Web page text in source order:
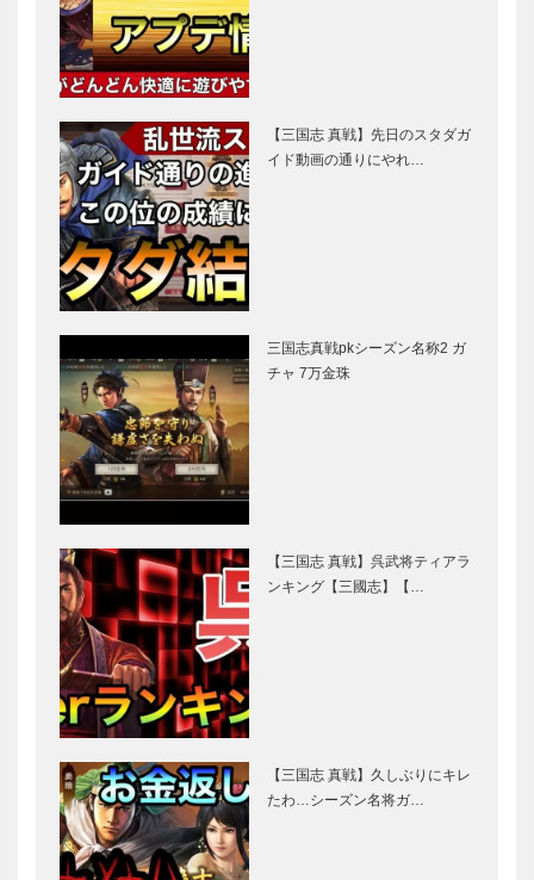
【三国志 真戦】先日のスタダガ
イド動画の通りにやれ…
三国志真戦pkシーズン名称2 ガ
チャ 7万金珠
【三国志 真戦】呉武将ティアラ
ンキング【三國志】【…
【三国志 真戦】久しぶりにキレ
たわ…シーズン名将ガ…